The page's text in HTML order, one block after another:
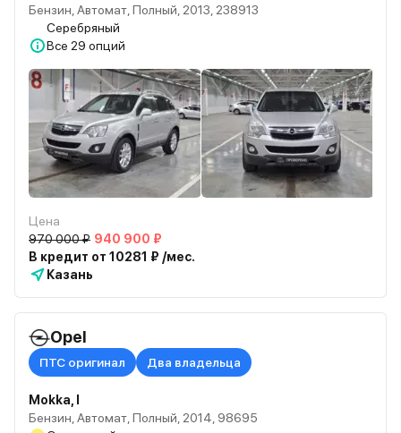
Бензин, Автомат, Полный, 2013, 238913
Серебряный
Все 29 опций
Цена
970 000 ₽ 940 900 ₽
В кредит от 10281 ₽ /мес.
Казань
Opel
ПТС оригинал Два владельца
Mokka, I
Бензин, Автомат, Полный, 2014, 98695